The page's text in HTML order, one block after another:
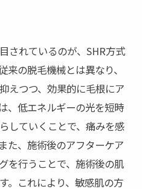
されているのが、SHR方式
来の脱毛機械とは異なり、
えつつ、効果的に毛根にア
、低エネルギーの光を短時
していくことで、痛みを感
た、施術後のアフターケア
を行うことで、施術後の肌
。これにより、敏感肌の方